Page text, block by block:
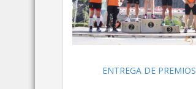
ENTREGA DE PREMIOS